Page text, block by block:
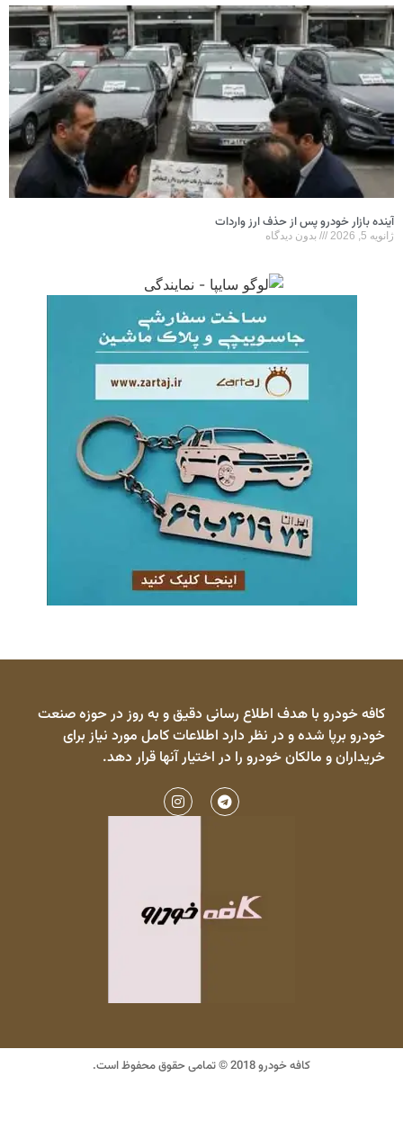
آینده بازار خودرو پس از حذف ارز واردات
ژانویه 5, 2026 بدون دیدگاه
کافه خودرو با هدف اطلاع رسانی دقیق و به روز در حوزه صنعت
خودرو برپا شده و در نظر دارد اطلاعات کامل مورد نیاز برای
خریداران و مالکان خودرو را در اختیار آنها قرار دهد.
کافه خودرو 2018 © تمامی حقوق محفوظ است.